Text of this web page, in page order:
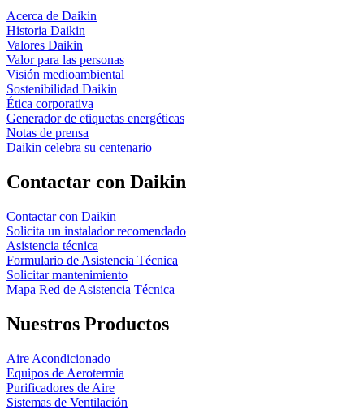
Acerca de Daikin
Historia Daikin
Valores Daikin
Valor para las personas
Visión medioambiental
Sostenibilidad Daikin
Ética corporativa
Generador de etiquetas energéticas
Notas de prensa
Daikin celebra su centenario
Contactar con Daikin
Contactar con Daikin
Solicita un instalador recomendado
Asistencia técnica
Formulario de Asistencia Técnica
Solicitar mantenimiento
Mapa Red de Asistencia Técnica
Nuestros Productos
Aire Acondicionado
Equipos de Aerotermia
Purificadores de Aire
Sistemas de Ventilación